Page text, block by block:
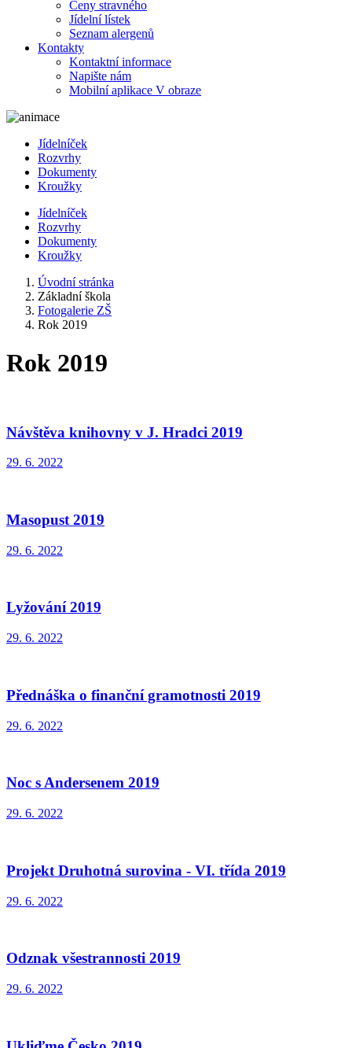
Ceny stravného
Jídelní lístek
Seznam alergenů
Kontakty
Kontaktní informace
Napište nám
Mobilní aplikace V obraze
Jídelníček
Rozvrhy
Dokumenty
Kroužky
Jídelníček
Rozvrhy
Dokumenty
Kroužky
Úvodní stránka
Základní škola
Fotogalerie ZŠ
Rok 2019
Rok 2019
Návštěva knihovny v J. Hradci 2019
29. 6. 2022
Masopust 2019
29. 6. 2022
Lyžování 2019
29. 6. 2022
Přednáška o finanční gramotnosti 2019
29. 6. 2022
Noc s Andersenem 2019
29. 6. 2022
Projekt Druhotná surovina - VI. třída 2019
29. 6. 2022
Odznak všestrannosti 2019
29. 6. 2022